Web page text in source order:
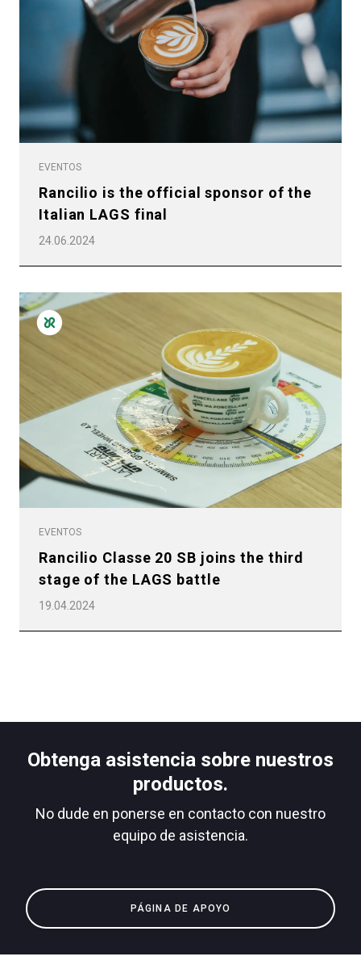
EVENTOS
Rancilio is the official sponsor of the
Italian LAGS final
24.06.2024
EVENTOS
Rancilio Classe 20 SB joins the third
stage of the LAGS battle
19.04.2024
Obtenga asistencia sobre nuestros
productos.
No dude en ponerse en contacto con nuestro
equipo de asistencia.
PÁGINA DE APOYO
Todos
Productos
Noticias
Descargar